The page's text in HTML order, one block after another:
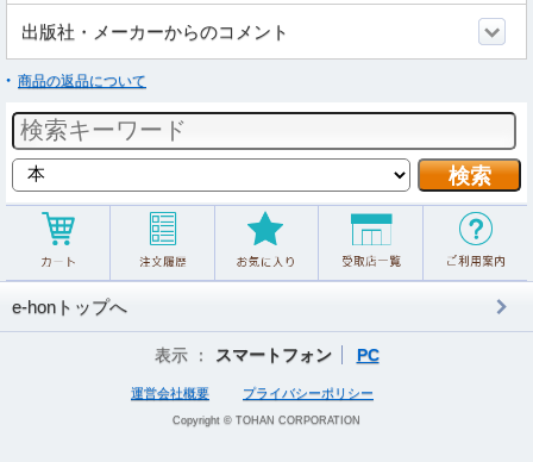
出版社・メーカーからのコメント
商品の返品について
e-honトップへ
表示 ： スマートフォン PC
運営会社概要 プライバシーポリシー
Copyright © TOHAN CORPORATION